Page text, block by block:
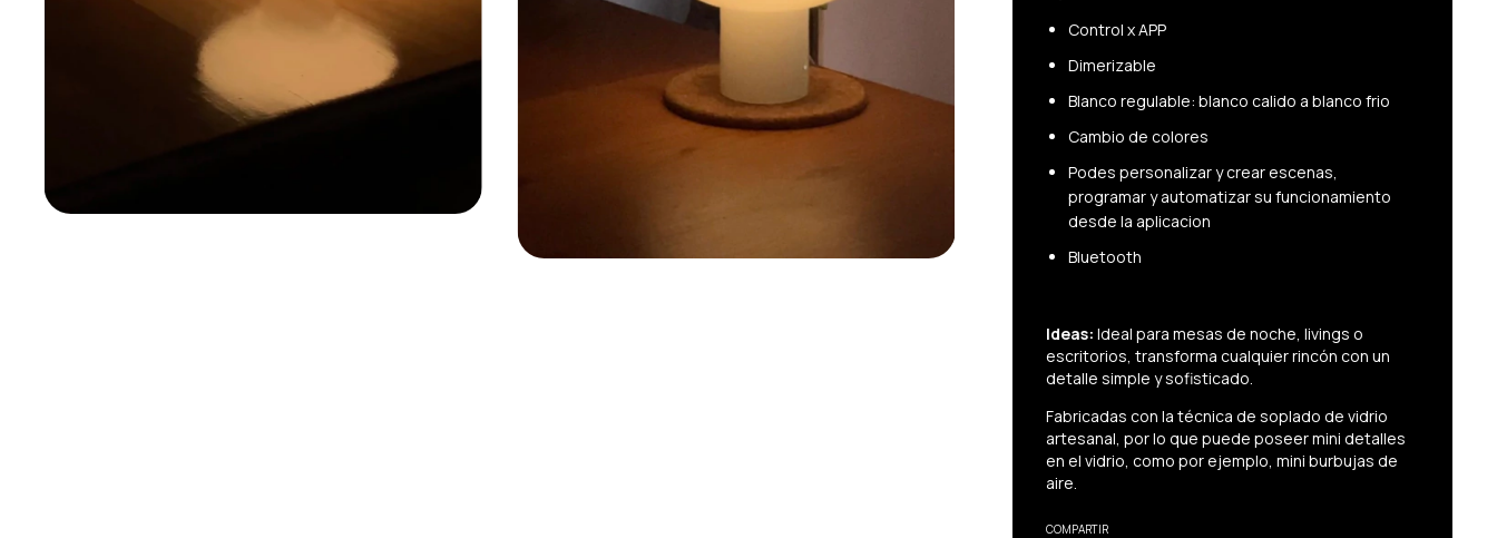
​Control x APP
Dimerizable
Blanco regulable: blanco calido a blanco frio
Cambio de colores
Podes personalizar y crear escenas,
programar y automatizar su funcionamiento
desde la aplicacion
Bluetooth
Ideas: Ideal para mesas de noche, livings o
escritorios, transforma cualquier rincón con un
detalle simple y sofisticado.
Fabricadas con la técnica de soplado de vidrio
artesanal, por lo que puede poseer mini detalles
en el vidrio, como por ejemplo, mini burbujas de
aire.
COMPARTIR